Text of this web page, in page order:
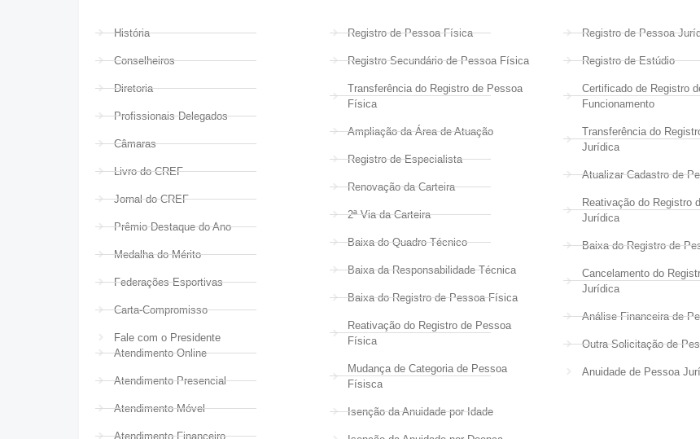
História
Conselheiros
Diretoria
Profissionais Delegados
Câmaras
Livro do CREF
Jornal do CREF
Prêmio Destaque do Ano
Medalha do Mérito
Federações Esportivas
Carta-Compromisso
Fale com o Presidente
Atendimento Online
Atendimento Presencial
Atendimento Móvel
Atendimento Financeiro
Registro de Pessoa Física
Registro Secundário de Pessoa Física
Transferência do Registro de Pessoa
Física
Ampliação da Área de Atuação
Registro de Especialista
Renovação da Carteira
2ª Via da Carteira
Baixa do Quadro Técnico
Baixa da Responsabilidade Técnica
Baixa do Registro de Pessoa Física
Reativação do Registro de Pessoa
Física
Mudança de Categoria de Pessoa
Físisca
Isenção da Anuidade por Idade
Registro de Pessoa
Registro de Estúdio
Certificado de Registro
Funcionamento
Transferência do
Jurídica
Atualizar Cadastro de
Reativação do Registro
Jurídica
Baixa do Registro de
Cancelamento do
Jurídica
Análise Financeira de
Outra Solicitação de
Anuidade de Pessoa